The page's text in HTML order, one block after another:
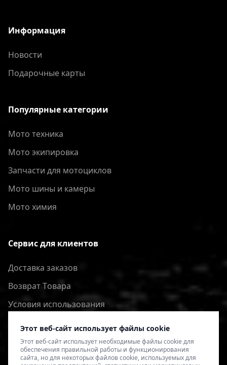
Этот веб-сайт использует файлы cookie
Этот веб-сайт использует необходимые файлы cookie для
обеспечения правильной работы и функционирования
сайта, но для некоторых файлов cookie, используемых для
Информация
Новости
Подарочные карты
Популярные категории
Мото техника
Мото экипировка
Запчасти для мотоциклов
Мото шины и камеры
Мото химия
Сервис для клиентов
Доставка заказов
Bозврат Tовара
Условия использования
Политика конфиденциальности